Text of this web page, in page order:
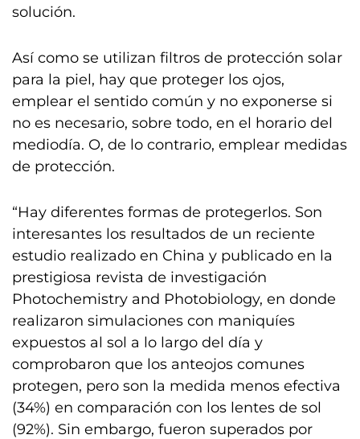
solución.
Así como se utilizan filtros de protección solar
para la piel, hay que proteger los ojos,
emplear el sentido común y no exponerse si
no es necesario, sobre todo, en el horario del
mediodía. O, de lo contrario, emplear medidas
de protección.
“Hay diferentes formas de protegerlos. Son
interesantes los resultados de un reciente
estudio realizado en China y publicado en la
prestigiosa revista de investigación
Photochemistry and Photobiology, en donde
realizaron simulaciones con maniquíes
expuestos al sol a lo largo del día y
comprobaron que los anteojos comunes
protegen, pero son la medida menos efectiva
(34%) en comparación con los lentes de sol
(92%). Sin embargo, fueron superados por